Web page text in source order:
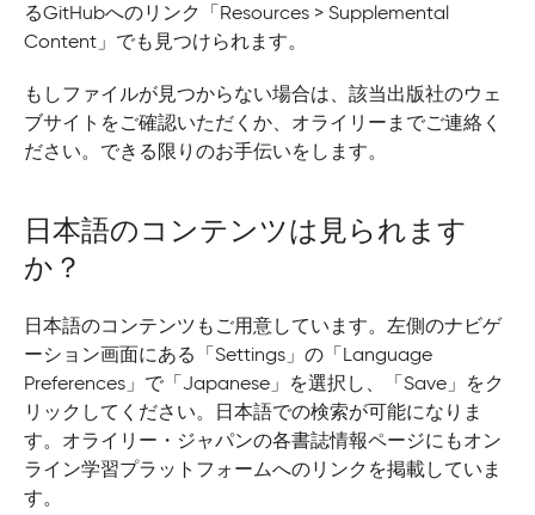
るGitHubへのリンク「Resources > Supplemental
Content」でも見つけられます。
もしファイルが見つからない場合は、該当出版社のウェ
ブサイトをご確認いただくか、オライリーまでご連絡く
ださい。できる限りのお手伝いをします。
日本語のコンテンツは見られます
か？
日本語のコンテンツもご用意しています。左側のナビゲ
ーション画面にある「Settings」の「Language
Preferences」で「Japanese」を選択し、「Save」をク
リックしてください。日本語での検索が可能になりま
す。オライリー・ジャパンの各書誌情報ページにもオン
ライン学習プラットフォームへのリンクを掲載していま
す。